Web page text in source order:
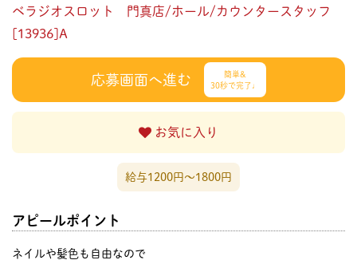
力仕事が少ない
協調性がある 土日祝のみOK 大学生歓迎 学歴不問
扶養
内勤務OK
未経験・初心者OK 知識・経験不要 研修あり 立ち仕事
経験
者・有資格者歓迎
ベラジオスロット 門真店/ホール/カウンタースタッフ
[13936]A
応募画面へ進む
簡単&
30秒で完了♩
お気に入り
給与1200円〜1800円
アピールポイント
ネイルや髪色も自由なので